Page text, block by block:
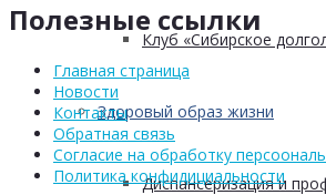
Клуб «Сибирское
Здоровый образ жизни
Диспансеризация и
Полезные ссылки
Главная страница
Новости
Контакты
Обратная связь
Согласие на обработку
Политика конфидициальности